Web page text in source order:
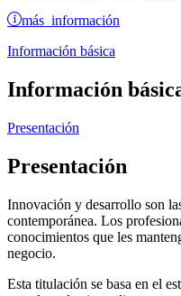
más información
Información básica
Información
Presentación
Presentación
Innovación y desarrollo son
contemporánea. Los
conocimientos que les
negocio.
Esta titulación se basa en el